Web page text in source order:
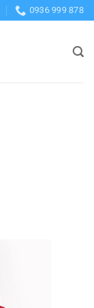
0936 999 878